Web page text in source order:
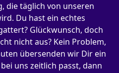
die täglich von unseren
Du hast ein echtes
Glückwunsch, doch
nicht aus? Kein Problem,
übersenden wir Dir ein
uns zeitlich passt, dann